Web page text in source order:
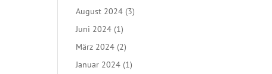
August 2024 (3)
Juni 2024 (1)
März 2024 (2)
Januar 2024 (1)